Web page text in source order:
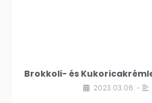
Brokkoli- és
2023.03.06. •